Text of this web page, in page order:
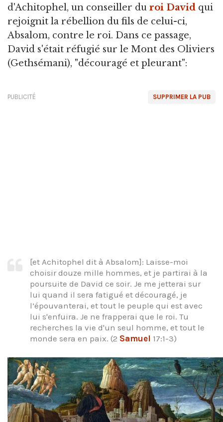
d'Achitophel, un conseiller du roi David qui
rejoignit la rébellion du fils de celui-ci,
Absalom, contre le roi. Dans ce passage,
David s'était réfugié sur le Mont des Oliviers
(Gethsémani), "découragé et pleurant":
SUPPRIMER LA PUB
PUBLICITÉ
[et Achitophel dit à Absalom]: Laisse-moi
choisir douze mille hommes, et je partirai à la
poursuite de David ce soir. Je me jetterai sur
lui quand il sera fatigué et découragé, je
l’épouvanterai, et tout le peuple qui est avec
lui s'enfuira. Je ne frapperai que le roi. Tu
recherches la vie d'un seul homme, et tout le
monde sera en paix. (2 Samuel 17:1-3)